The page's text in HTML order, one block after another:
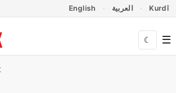
English العربية Kurdî
☾ ☰